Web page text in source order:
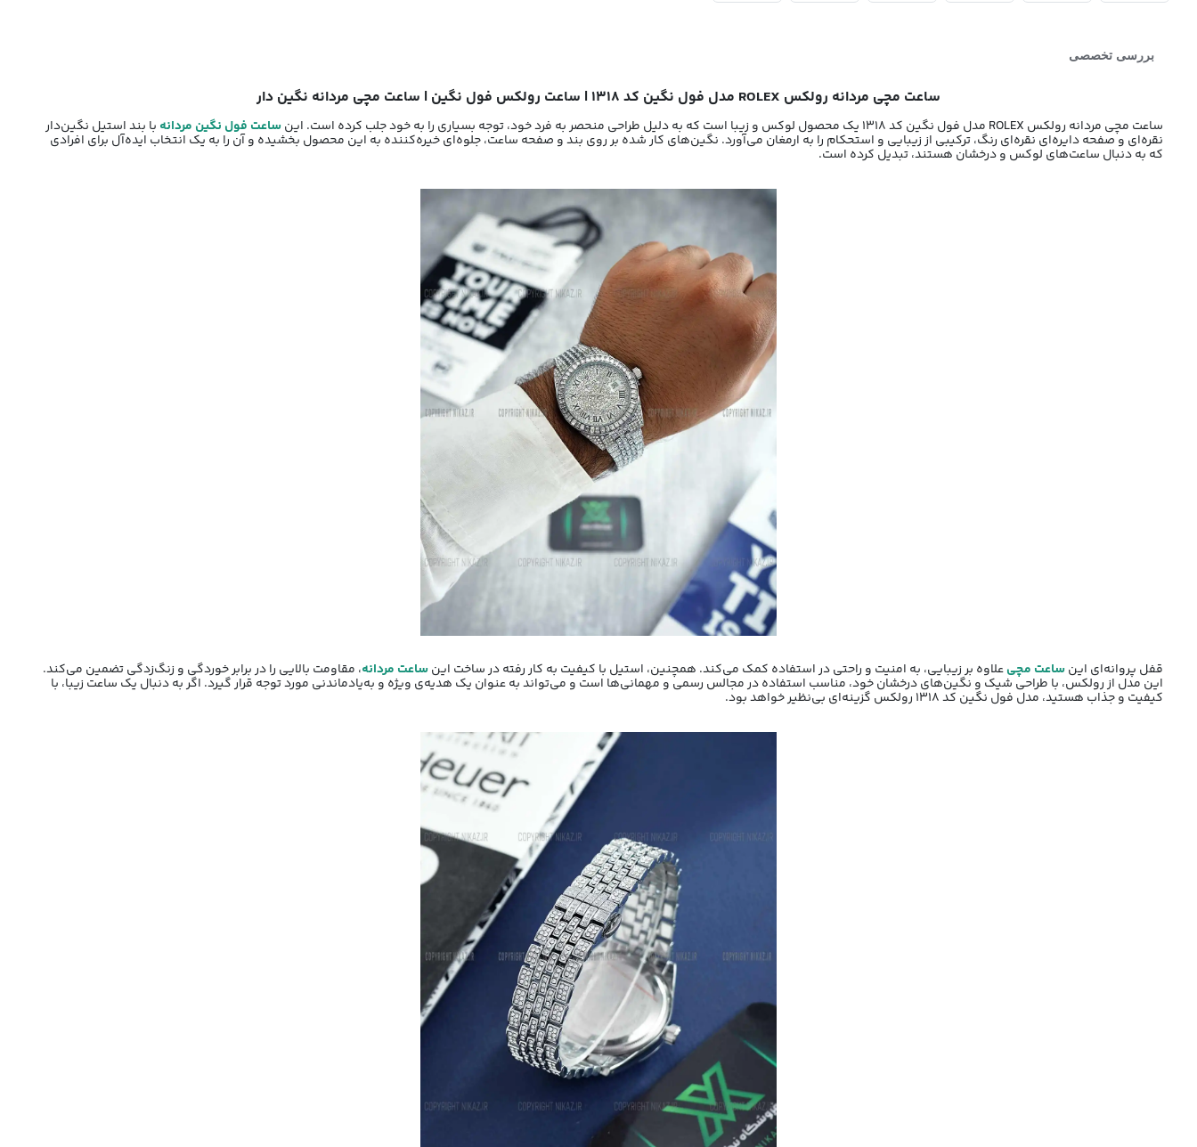
بررسی تخصصی
ساعت مچی مردانه رولکس ROLEX مدل فول نگین کد 1318 | ساعت رولکس فول نگین | ساعت مچی مردانه نگین دار
ساعت مچی مردانه رولکس ROLEX مدل فول نگین کد 1318 یک محصول لوکس و زیبا است که به دلیل طراحی منحصر به فرد خود، توجه بسیاری را به خود جلب کرده است. این ساعت فول نگین مردانه با بند استیل نگین‌دار
نقره‌ای و صفحه دایره‌ای نقره‌ای رنگ، ترکیبی از زیبایی و استحکام را به ارمغان می‌آورد. نگین‌های کار شده بر روی بند و صفحه ساعت، جلوه‌ای خیره‌کننده به این محصول بخشیده و آن را به یک انتخاب ایده‌آل برای افرادی
که به دنبال ساعت‌های لوکس و درخشان هستند، تبدیل کرده است.
قفل پروانه‌ای اینساعت مچیعلاوه بر زیبایی، به امنیت و راحتی در استفاده کمک می‌کند. همچنین، استیل با کیفیت به کار رفته در ساخت اینساعت مردانه، مقاومت بالایی را در برابر خوردگی و زنگ‌زدگی تضمین می‌کند.
این مدل از رولکس، با طراحی شیک و نگین‌های درخشان خود، مناسب استفاده در مجالس رسمی و مهمانی‌ها است و می‌تواند به عنوان یک هدیه‌ی ویژه و به‌یادماندنی مورد توجه قرار گیرد. اگر به دنبال یک ساعت زیبا، با
کیفیت و جذاب هستید، مدل فول نگین کد 1318 رولکس گزینه‌ای بی‌نظیر خواهد بود.